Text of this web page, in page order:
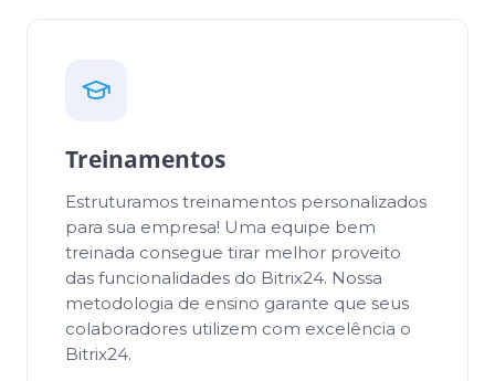
Treinamentos
Estruturamos treinamentos personalizados
para sua empresa! Uma equipe bem
treinada consegue tirar melhor proveito
das funcionalidades do Bitrix24. Nossa
metodologia de ensino garante que seus
colaboradores utilizem com excelência o
Bitrix24.